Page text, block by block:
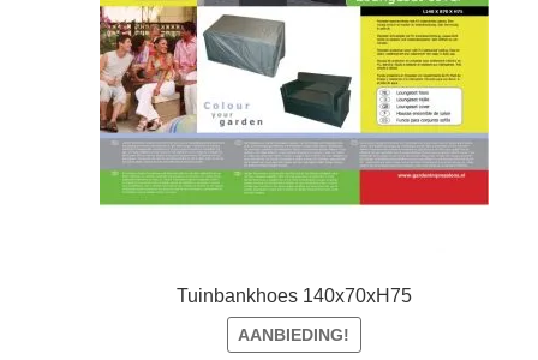
Tuinbankhoes 140x70xH75
AANBIEDING!